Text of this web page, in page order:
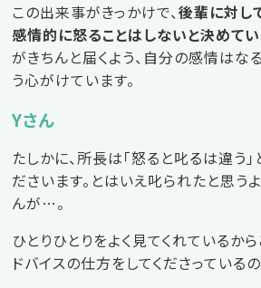
この出来事がきっかけで、後輩に対し
感情的に怒ることはしないと決めてい
がきちんと届くよう、自分の感情はな
う心がけています。
Yさん
たしかに、所長は「怒ると叱るは違う
ださいます。とはいえ叱られたと思う
んが…。
ひとりひとりをよく見てくれているか
ドバイスの仕方をしてくださっている